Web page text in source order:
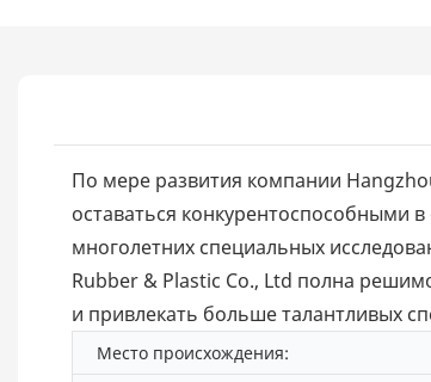
По мере развития компании
оставаться конкурентоспособными
многолетних специальных
Rubber & Plastic Co., Ltd полна
и привлекать больше талантливых
Место происхождения: